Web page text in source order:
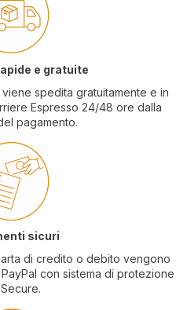
e gratuite
spedita gratuitamente e in
Espresso 24/48 ore dalla
pagamento.
sicuri
di credito o debito vengono
con sistema di protezione